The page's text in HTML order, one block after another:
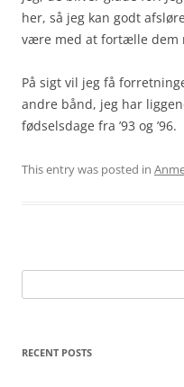
her, så jeg kan godt
være med at fortælle dem
På sigt vil jeg få
andre bånd, jeg har
fødselsdage fra ’93 og ’96.
This entry was posted in
for:
RECENT POSTS